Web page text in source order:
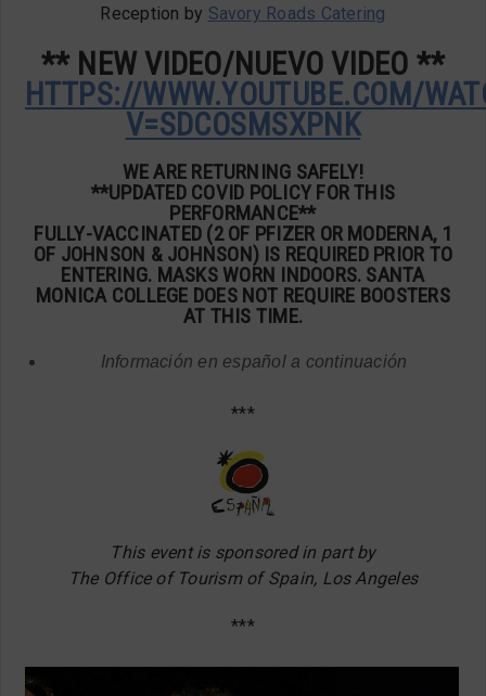
Reception by Savory Roads Catering
** NEW VIDEO/NUEVO VIDEO **
HTTPS://WWW.YOUTUBE.COM/
V=SDCOSMSXPNK
WE ARE RETURNING SAFELY!
**UPDATED COVID POLICY FOR THIS
PERFORMANCE**
FULLY-VACCINATED (2 OF PFIZER OR MODERNA, 1
OF JOHNSON & JOHNSON) IS REQUIRED PRIOR TO
ENTERING. MASKS WORN INDOORS. SANTA
MONICA COLLEGE DOES NOT REQUIRE BOOSTERS
AT THIS TIME.
Información en español a continuación
***
This event is sponsored in part by
The Office of Tourism of Spain, Los Angeles
***